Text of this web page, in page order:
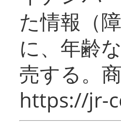
た情報（
に、年齢
売する。
https://jr-